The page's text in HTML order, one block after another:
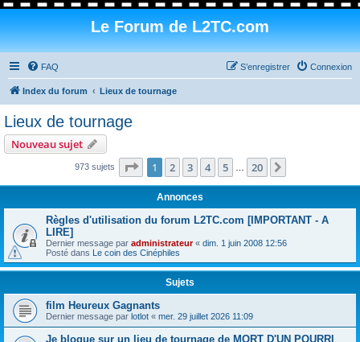
Le Forum de L2TC.com
FAQ Connexion
S’enregistrer
Index du forum Lieux de tournage
Lieux de tournage
Nouveau sujet
973 sujets Page 1sur20
1 2 3 4 5 20
Annonces
Règles d'utilisation du forum L2TC.com [IMPORTANT - A
LIRE]
Dernier message par administrateur« dim. 1 juin 2008 12:56
Posté dans Le coin des Cinéphiles
Sujets
film Heureux Gagnants
Dernier message par lotlot « mer. 29 juillet 2026 11:09
Je bloque sur un lieu de tournage de MORT D'UN POURRI